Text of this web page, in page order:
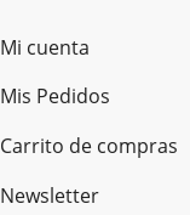
Mi cuenta
Mis Pedidos
Carrito de compras
Newsletter